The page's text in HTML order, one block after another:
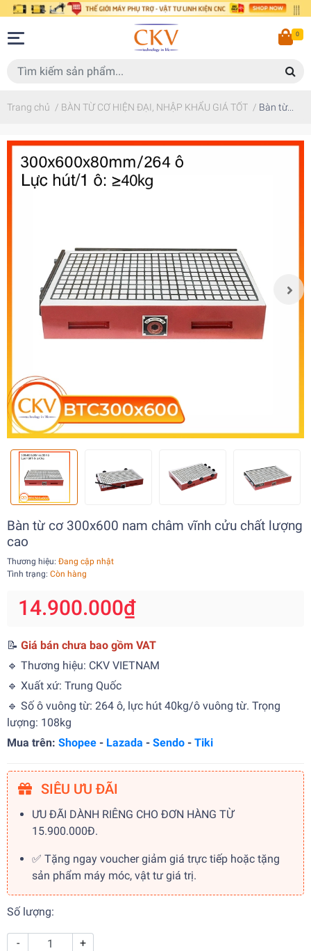
0
Trang chủ / BÀN TỪ CƠ HIỆN ĐẠI, NHẬP KHẨU GIÁ TỐT / Bàn từ...
Bàn từ cơ 300x600 nam châm vĩnh cửu chất lượng
cao
Thương hiệu: Đang cập nhật
Tình trạng: Còn hàng
14.900.000₫
📝 Giá bán chưa bao gồm VAT
🔹 Thương hiệu: CKV VIETNAM
🔹 Xuất xứ: Trung Quốc
🔹 Số ô vuông từ: 264 ô, lực hút 40kg/ô vuông từ. Trọng
lượng: 108kg
Mua trên: Shopee - Lazada - Sendo - Tiki
SIÊU ƯU ĐÃI
ƯU ĐÃI DÀNH RIÊNG CHO ĐƠN HÀNG TỪ
15.900.000Đ.
✅ Tặng ngay voucher giảm giá trực tiếp hoặc tặng
sản phẩm máy móc, vật tư giá trị.
Số lượng:
- +